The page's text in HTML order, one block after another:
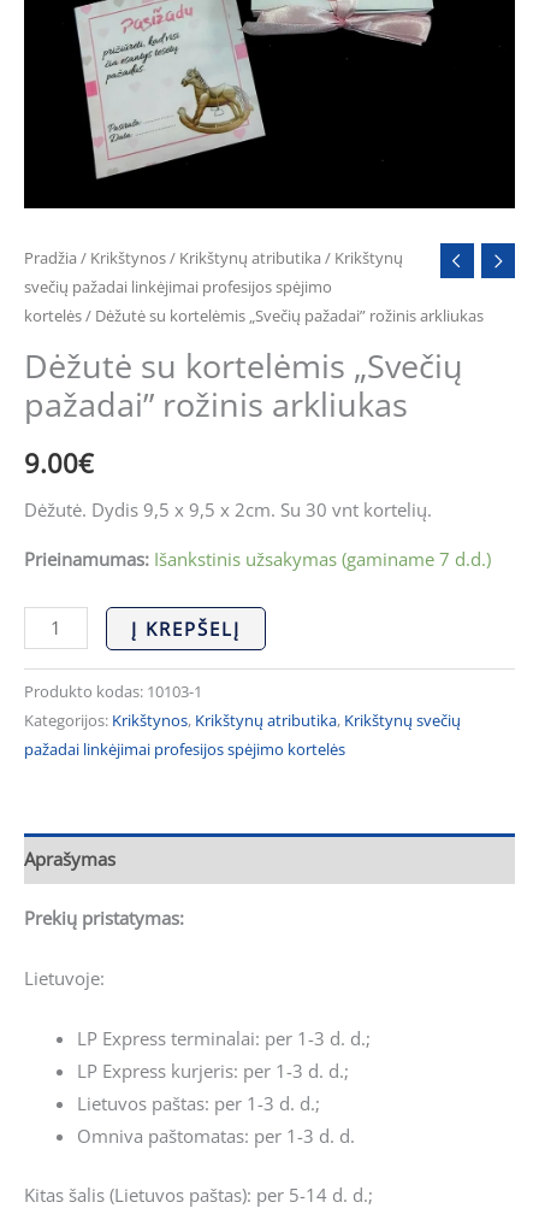
Pradžia / Krikštynos/ Krikštynų atributika / Krikštynų
svečių pažadai linkėjimai profesijos spėjimo
kortelės/ Dėžutė su kortelėmis „Svečių pažadai” rožinis arkliukas
Dėžutė su kortelėmis „Svečių
pažadai” rožinis arkliukas
9.00€
Dėžutė. Dydis 9,5 x 9,5 x 2cm. Su 30 vnt kortelių.
Prieinamumas: Išankstinis užsakymas (gaminame 7 d.d.)
arkliukas
Į KREPŠELĮ
Produkto kodas: 10103-1
Kategorijos: Krikštynos, Krikštynų atributika, Krikštynų svečių
pažadai linkėjimai profesijos spėjimo kortelės
Aprašymas
Prekių pristatymas:
Lietuvoje:
LP Express terminalai: per 1-3 d. d.;
LP Express kurjeris: per 1-3 d. d.;
Lietuvos paštas: per 1-3 d. d.;
Omniva paštomatas: per 1-3 d. d.
Kitas šalis (Lietuvos paštas): per 5-14 d. d.;